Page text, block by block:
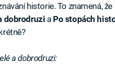
historie. To znamená,
dobrodruzi a Po stopách
a dobrodruzi: